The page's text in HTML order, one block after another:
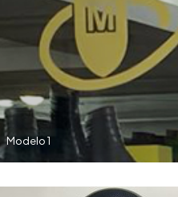
Modelo 1